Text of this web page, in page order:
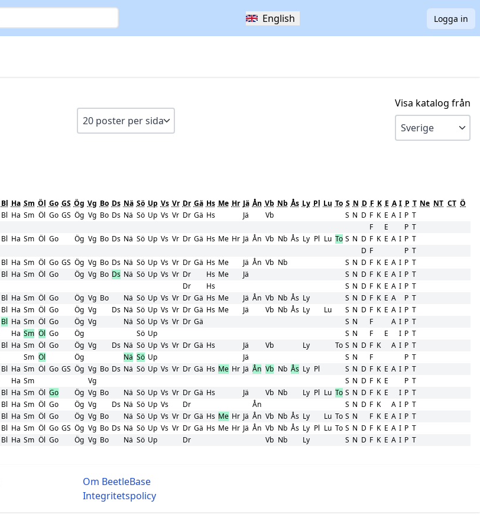
English Logga in
Visa katalog från
Bl Ha Sm Öl Go GS Ög Vg Bo Ds Nä Sö Up Vs Vr Dr Gä Hs Me Hr Jä Ån Vb Nb Ås Ly Pl Lu To S N D F K E A I P T Ne NT CT Ö
Bl Ha Sm Öl Go GS Ög Vg Bo Ds Nä Sö Up Vs Vr Dr Gä Hs Jä Vb S N D F K E A I P T
F E P T
Bl Ha Sm Öl Go Ög Vg Bo Ds Nä Sö Up Vs Vr Dr Gä Hs Me Hr Jä Ån Vb Nb Ås Ly Pl Lu To S N D F K E A I P T
D F P T
Bl Ha Sm Öl Go GS Ög Vg Bo Ds Nä Sö Up Vs Vr Dr Gä Hs Me Jä Ån Vb Nb S N D F K E A I P T
Bl Ha Sm Öl Go Ög Vg Bo Ds Nä Sö Up Vs Vr Dr Hs Me Jä S N D F K E A I P T
Dr Hs S N D F K E A I P T
Bl Ha Sm Öl Go Ög Vg Bo Nä Sö Up Vs Vr Dr Gä Hs Me Jä Ån Vb Nb Ås Ly S N D F K E A P T
Bl Ha Sm Öl Go Ög Vg Ds Nä Sö Up Vs Vr Dr Gä Hs Me Jä Vb Nb Ås Ly Lu S N D F K E A I P T
Bl Ha Sm Öl Go Ög Vg Nä Sö Up Vs Vr Dr Gä S N F A I P T
Ha Sm Öl Go Ög Sö Up S N F E I P T
Bl Ha Sm Öl Go Ög Vg Ds Nä Sö Up Vs Vr Dr Gä Hs Jä Vb Ly To S N D F K A I P T
Sm Öl Ög Nä Sö Up Jä S N F P T
Bl Ha Sm Öl Go GS Ög Vg Bo Ds Nä Sö Up Vs Vr Dr Gä Hs Me Hr Jä Ån Vb Nb Ås Ly Pl S N D F K E A I P T
Ha Sm Vg S N D F K E P T
Bl Ha Sm Öl Go Ög Vg Bo Nä Sö Up Vs Vr Dr Gä Hs Jä Vb Nb Ly Pl Lu To S N D F K E I P T
Bl Ha Sm Öl Go Ög Vg Ds Nä Sö Up Vs Dr Ån S N D F K A I P T
Bl Ha Sm Öl Go Ög Vg Bo Nä Sö Up Vs Vr Dr Gä Hs Me Hr Jä Ån Vb Nb Ås Ly Lu To S N F K E A I P T
Bl Ha Sm Öl Go GS Ög Vg Bo Ds Nä Sö Up Vs Vr Dr Gä Hs Me Hr Jä Ån Vb Nb Ås Ly Pl Lu To S N D F K E A I P T
Bl Ha Sm Öl Go Ög Vg Bo Nä Sö Up Dr Vb Nb Ly S N D F K E A I P T
Om BeetleBase
Integritetspolicy